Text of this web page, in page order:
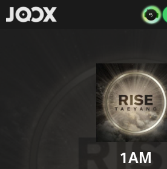
1AM